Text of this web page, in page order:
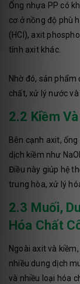
Ống nhựa PP có
cơ ở nồng độ phù
(HCl), axit
tính axit khác.
Nhờ đó, sản
chất, xử lý nước
2.2 Kiềm
Bên cạnh axit,
dịch kiềm như
Điều này giúp hệ
trung hòa, xử lý
2.3 Muối,
Hóa Chất
Ngoài axit và
nhiều dung dịch
và nhiều loại hóa